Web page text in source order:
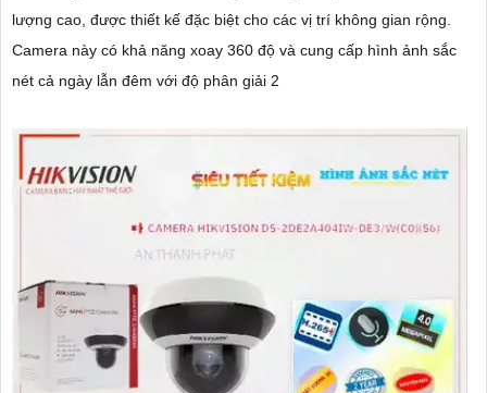
lượng cao, được thiết kế đặc biệt cho các vị trí không gian rộng.
Camera này có khả năng xoay 360 độ và cung cấp hình ảnh sắc
nét cả ngày lẫn đêm với độ phân giải 2